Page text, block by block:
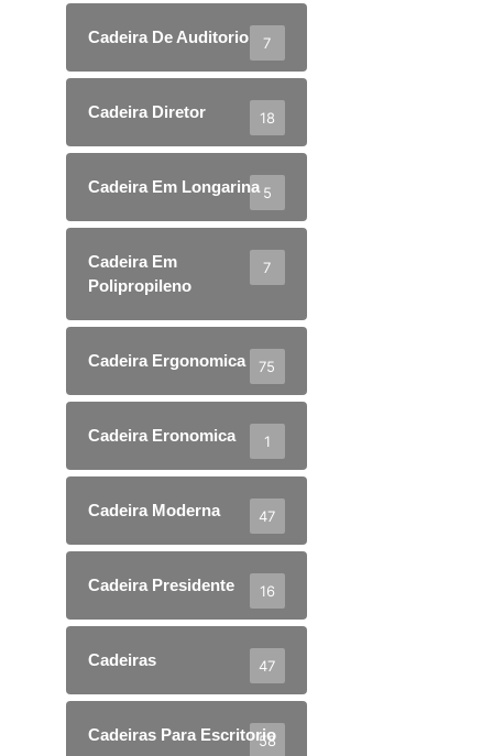
Cadeira De Auditorio 7
Cadeira Diretor 18
Cadeira Em Longarina 5
Cadeira Em
Polipropileno
7
Cadeira Ergonomica 75
Cadeira Eronomica 1
Cadeira Moderna 47
Cadeira Presidente 16
Cadeiras 47
Cadeiras Para Escritorio
58